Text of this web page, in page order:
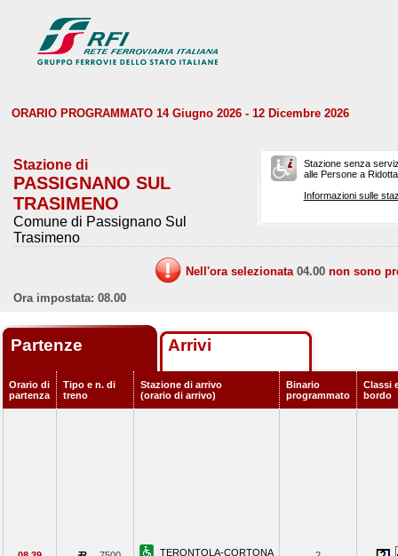
ORARIO PROGRAMMATO 14 Giugno 2026 - 12 Dicembre 2026
Stazione di
PASSIGNANO SUL
TRASIMENO
Comune di Passignano Sul
Trasimeno
Stazione senza
alle Persone a
Informazioni sulle
Nell'ora selezionata 04.00 non sono
Ora impostata: 08.00
Partenze Arrivi
Orario di
partenza
Tipo e n. di
treno
Stazione di arrivo
(orario di arrivo)
Binario
programmato
Classi
bordo
TERONTOLA-CORTONA